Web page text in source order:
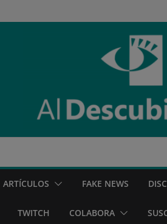
ARTÍCULOS FAKE NEWS
TWITCH COLABORA